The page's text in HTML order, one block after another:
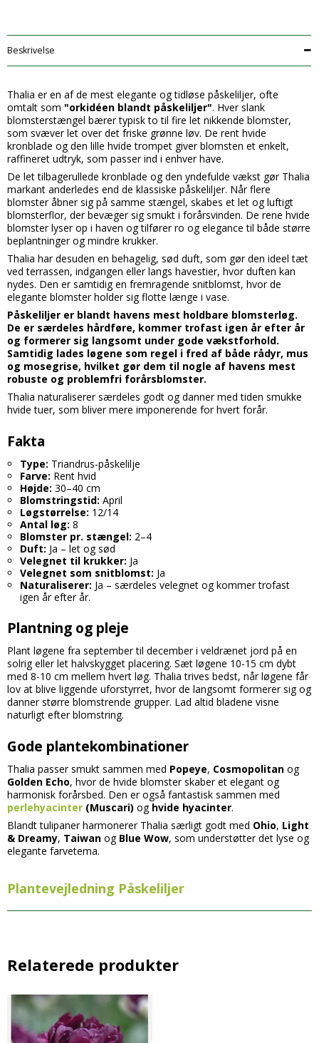
Beskrivelse
Thalia er en af de mest elegante og tidløse påskeliljer, ofte
omtalt som "orkidéen blandt påskeliljer". Hver slank
blomsterstængel bærer typisk to til fire let nikkende blomster,
som svæver let over det friske grønne løv. De rent hvide
kronblade og den lille hvide trompet giver blomsten et enkelt,
raffineret udtryk, som passer ind i enhver have.
De let tilbagerullede kronblade og den yndefulde vækst gør Thalia
markant anderledes end de klassiske påskeliljer. Når flere
blomster åbner sig på samme stængel, skabes et let og luftigt
blomsterflor, der bevæger sig smukt i forårsvinden. De rene hvide
blomster lyser op i haven og tilfører ro og elegance til både større
beplantninger og mindre krukker.
Thalia har desuden en behagelig, sød duft, som gør den ideel tæt
ved terrassen, indgangen eller langs havestier, hvor duften kan
nydes. Den er samtidig en fremragende snitblomst, hvor de
elegante blomster holder sig flotte længe i vase.
Påskeliljer er blandt havens mest holdbare blomsterløg.
De er særdeles hårdføre, kommer trofast igen år efter år
og formerer sig langsomt under gode vækstforhold.
Samtidig lades løgene som regel i fred af både rådyr, mus
og mosegrise, hvilket gør dem til nogle af havens mest
robuste og problemfri forårsblomster.
Thalia naturaliserer særdeles godt og danner med tiden smukke
hvide tuer, som bliver mere imponerende for hvert forår.
Fakta
Type: Triandrus-påskelilje
Farve: Rent hvid
Højde: 30–40 cm
Blomstringstid: April
Løgstørrelse: 12/14
Antal løg: 8
Blomster pr. stængel: 2–4
Duft: Ja – let og sød
Velegnet til krukker: Ja
Velegnet som snitblomst: Ja
Naturaliserer: Ja – særdeles velegnet og kommer trofast
igen år efter år.
Plantning og pleje
Plant løgene fra september til december i veldrænet jord på en
solrig eller let halvskygget placering. Sæt løgene 10-15 cm dybt
med 8-10 cm mellem hvert løg. Thalia trives bedst, når løgene får
lov at blive liggende uforstyrret, hvor de langsomt formerer sig og
danner større blomstrende grupper. Lad altid bladene visne
naturligt efter blomstring.
Gode plantekombinationer
Thalia passer smukt sammen med Popeye, Cosmopolitan og
Golden Echo, hvor de hvide blomster skaber et elegant og
harmonisk forårsbed. Den er også fantastisk sammen med
perlehyacinter (Muscari) og hvide hyacinter.
Blandt tulipaner harmonerer Thalia særligt godt med Ohio, Light
& Dreamy, Taiwan og Blue Wow, som understøtter det lyse og
elegante farvetema.
Plantevejledning Påskeliljer
Relaterede produkter